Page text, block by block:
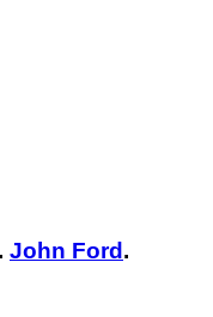
John Ford .